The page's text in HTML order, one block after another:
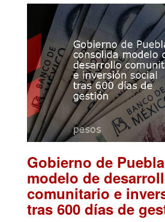
Gobierno de
modelo de
comunitario e
tras 600 días de